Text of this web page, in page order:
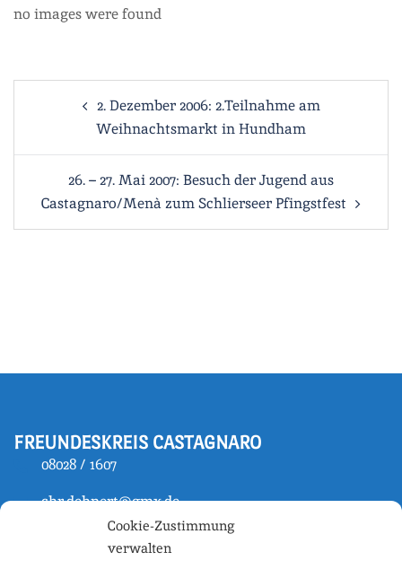
Cookie-Zustimmung
verwalten
no images were found
2. Dezember 2006: 2.Teilnahme am
Weihnachtsmarkt in Hundham
26. – 27. Mai 2007: Besuch der Jugend aus
Castagnaro/Menà zum Schlierseer Pfingstfest
FREUNDESKREIS CASTAGNARO
08028 / 1607
chr.dehnert@gmx.de